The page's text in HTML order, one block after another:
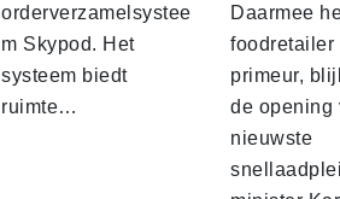
orderverzamelsystee
m Skypod. Het
systeem biedt
ruimte…
Daarmee
foodretailer
primeur,
de opening
nieuwste